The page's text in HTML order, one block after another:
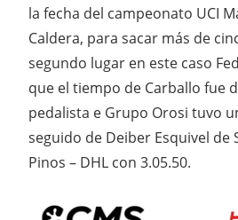
la fecha del campeonato UCI
Caldera, para sacar más de
segundo lugar en este caso
que el tiempo de Carballo fue
pedalista e Grupo Orosi tuvo
seguido de Deiber Esquivel de
Pinos – DHL con 3.05.50.